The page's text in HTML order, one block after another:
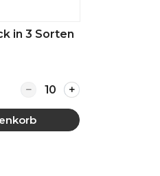
in 3 Sorten
Quantity for Mini-